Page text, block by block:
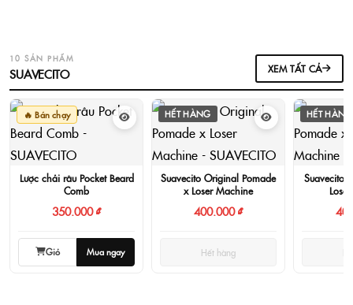
10 SẢN PHẨM
SUAVECITO XEM TẤT CẢ
🔥 Bán chạy
Lược chải râu Pocket Beard
Comb
350.000 ₫
Giỏ Mua ngay
HẾT HÀNG
Suavecito Original Pomade
x Loser Machine
400.000 ₫
Hết hàng
HẾT HÀNG
Suavecito